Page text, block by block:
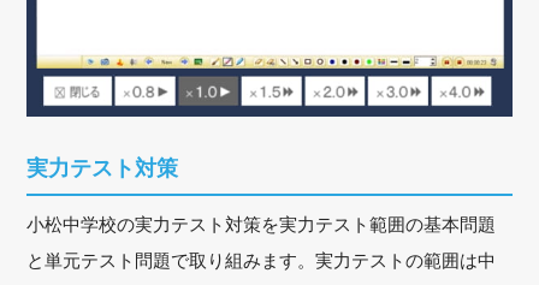
実力テスト対策
小松中学校の実力テスト対策を実力テスト範囲の基本問題
と単元テスト問題で取り組みます。実力テストの範囲は中